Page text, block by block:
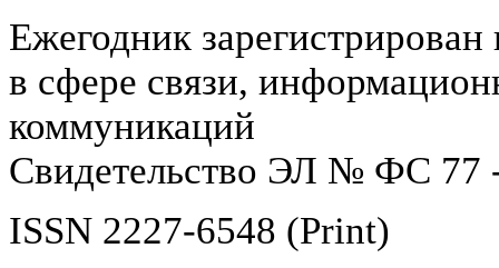
Ежегодник
в сфере связи,
коммуникаций
Свидетельство ЭЛ № ФС 77
ISSN 2227-6548 (Print)